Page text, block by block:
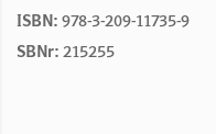
ISBN: 978-3-209-11735-9
SBNr: 215255